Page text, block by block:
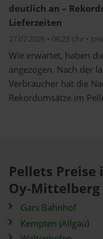
deutlich an –
Lieferzeiten
27.07.2026 • 09:23 Uhr •
Wie erwartet, haben
angezogen. Nach der
Verbraucher hat die
Rekordumsätze im
Pellets Preise
Oy-Mittelberg
Gars Bahnhof
Kempten (Allgäu)